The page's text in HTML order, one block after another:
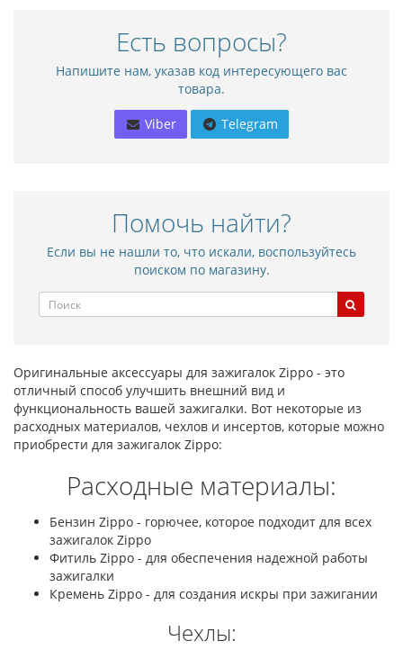
Есть вопросы?
Напишите нам, указав код интересующего вас
товара.
Viber Telegram
Помочь найти?
Если вы не нашли то, что искали, воспользуйтесь
поиском по магазину.
Оригинальные аксессуары для зажигалок Zippo - это
отличный способ улучшить внешний вид и
функциональность вашей зажигалки. Вот некоторые из
расходных материалов, чехлов и инсертов, которые можно
приобрести для зажигалок Zippo:
Расходные материалы:
Бензин Zippo - горючее, которое подходит для всех
зажигалок Zippo
Фитиль Zippo - для обеспечения надежной работы
зажигалки
Кремень Zippo - для создания искры при зажигании
Чехлы: